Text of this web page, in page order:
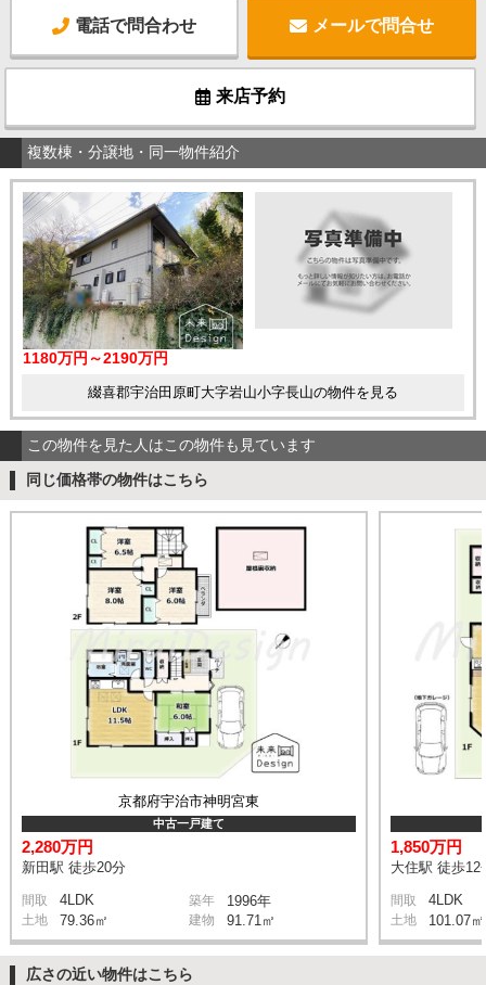
電話で問合わせ メールで問合せ
来店予約
複数棟・分譲地・同一物件紹介
1180万円～2190万円
綴喜郡宇治田原町大字岩山小字長山の物件を見る
この物件を見た人はこの物件も見ています
同じ価格帯の物件はこちら
京都府宇治市神明宮東
中古一戸建て
2,280万円
新田駅 徒歩20分
間取 4LDK 築年 1996年
土地 79.36㎡ 建物 91.71㎡
1,850万円
大住駅 徒歩12
間取 4LDK
土地 101.07㎡
広さの近い物件はこちら